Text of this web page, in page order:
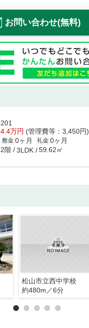
お問い合わせ(無料)
201
4.4万円 (管理費等：3,450円)
敷金 0ヶ月 礼金 0ヶ月
2階 3LDK 59.62㎡
松山市立西中学校
約480m／6分